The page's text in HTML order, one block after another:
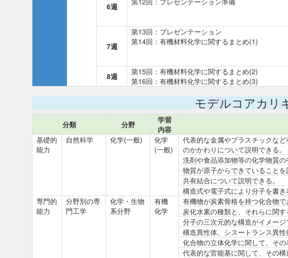
6週
7週
第13回：プレゼンテーション
第14回：有機材料化学に関するまとめ(1)
8週
第15回：有機材料化学に関するまとめ(2)
第16回：有機材料化学に関するまとめ(3)
モデルコアカリ
分類 分野
学習
内容
基礎的
能力
自然科学 化学(一般)
化学
(一般)
代表的な金属やプラスチックな
のかかわりについて説明できる。
洗剤や食品添加物等の化学物質
物質が原子からできていることを
共有結合について説明できる。
構造式や電子式により分子を書き
専門的
能力
分野別の専
門工学
化学・生物
系分野
有機
化学
有機物が炭素骨格を持つ化合物で
炭化水素の種類と、それらに関
分子の三次元的な構造がイメージ
構造異性体、シスートランス異性
化合物の立体化学に関して、その
代表的な官能基に関して、その構